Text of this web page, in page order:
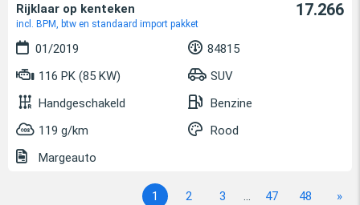
Rijklaar op kenteken
incl. BPM, btw en standaard import pakket
17.266
01/2019
84815
116 PK (85 KW)
SUV
Handgeschakeld
Benzine
119 g/km
Rood
Margeauto
1 2 3 ... 47 48 »